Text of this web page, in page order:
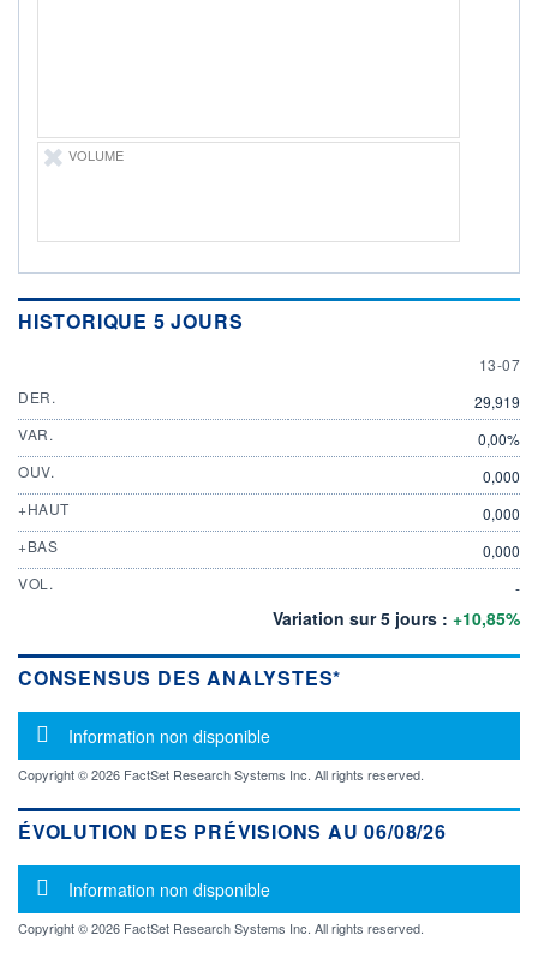
VOLUME
HISTORIQUE 5 JOURS
13 JULY
13-07
DER.
29,919
VAR.
0,00%
OUV.
0,000
+HAUT
0,000
+BAS
0,000
VOL.
-
Variation sur 5 jours : +10,85%
CONSENSUS DES ANALYSTES*
Message d'information
Information non disponible
Copyright © 2026 FactSet Research Systems Inc. All rights reserved.
ÉVOLUTION DES PRÉVISIONS AU 06/08/26
Message d'information
Information non disponible
Copyright © 2026 FactSet Research Systems Inc. All rights reserved.